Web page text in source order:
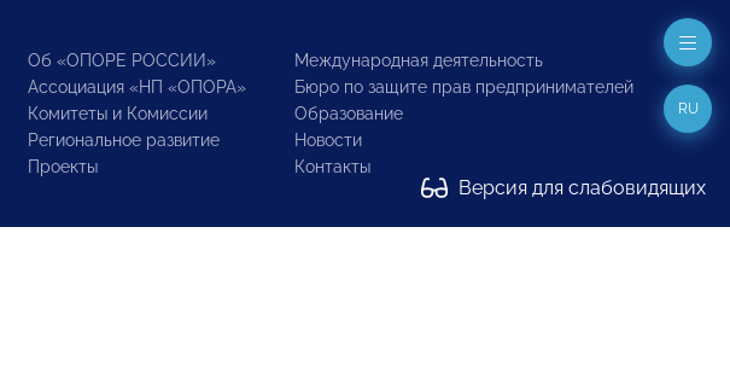
Об «ОПОРЕ РОССИИ»
Ассоциация «НП «ОПОРА»
Комитеты и Комиссии
Региональное развитие
Проекты
Международная деятельность
Бюро по защите прав предпринимателей
Образование
Новости
Контакты
Версия для слабовидящих
RU